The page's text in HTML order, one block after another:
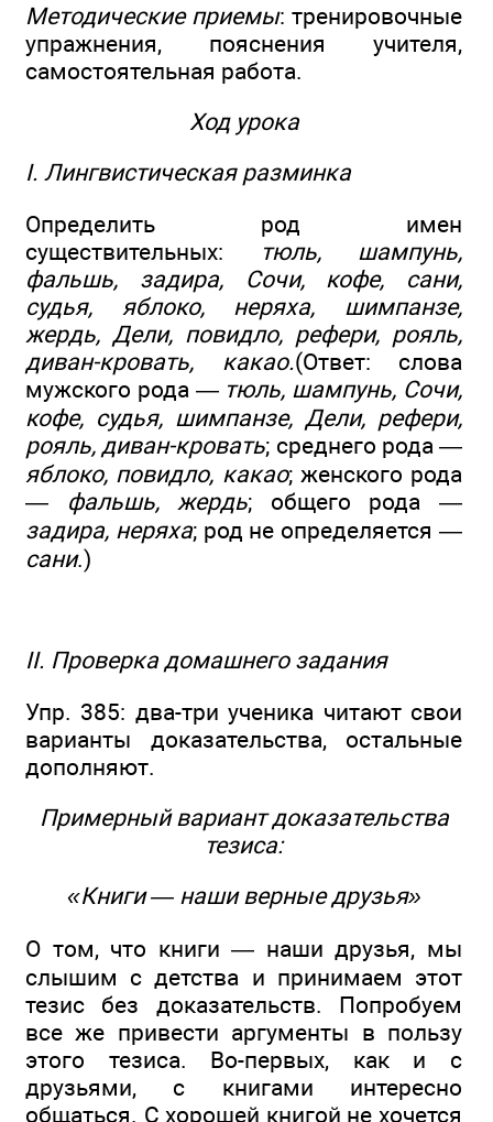
Методические приемы: тренировочные
упражнения, пояснения учителя,
самостоятельная работа.
Ход урока
I. Лингвистическая разминка
Определить род имен
существительных:
тюль, шампунь,
фальшь, задира, Сочи, кофе, сани,
судья, яблоко, неряха, шимпанзе,
жердь, Дели, повидло, рефери, рояль,
диван-кровать, какао.(Ответ: слова
мужского рода — тюль, шампунь, Сочи,
кофе, судья, шимпанзе, Дели, рефери,
рояль, диван-кровать; среднего рода —
яблоко, повидло, какао; женского рода
— фальшь, жердь; общего рода —
задира, неряха; род не определяется —
сани.)
II. Проверка домашнего задания
Упр. 385: два-три ученика читают свои
варианты доказательства, остальные
дополняют.
Примерный вариант доказательства
тезиса:
«Книги — наши верные друзья»
О том, что книги — наши друзья, мы
слышим с детства и принимаем этот
тезис без доказательств. Попробуем
все же привести аргументы в пользу
этого тезиса. Во-первых, как и с
друзьями, с книгами интересно
общаться. С хорошей книгой не хочется